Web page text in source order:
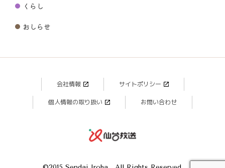
くらし
おしらせ
会社情報 サイトポリシー
個人情報の取り扱い お問い合わせ